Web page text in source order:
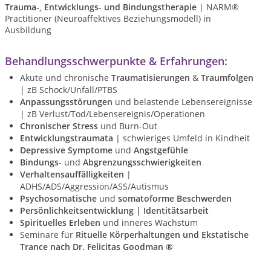
Trauma-, Entwicklungs- und Bindungstherapie | NARM®
Practitioner (Neuroaffektives Beziehungsmodell) in
Ausbildung
Behandlungsschwerpunkte & Erfahrungen:
Akute und chronische Traumatisierungen & Traumfolgen
| zB Schock/Unfall/PTBS
Anpassungsstörungen und belastende Lebensereignisse
| zB Verlust/Tod/Lebensereignis/Operationen
Chronischer Stress und Burn-Out
Entwicklungstraumata | schwieriges Umfeld in Kindheit
Depressive Symptome und Angstgefühle
Bindungs- und Abgrenzungsschwierigkeiten
Verhaltensauffälligkeiten |
ADHS/ADS/Aggression/ASS/Autismus
Psychosomatische und somatoforme Beschwerden
Persönlichkeitsentwicklung | Identitätsarbeit
Spirituelles Erleben und inneres Wachstum
Seminare für Rituelle Körperhaltungen und Ekstatische
Trance nach Dr. Felicitas Goodman ®